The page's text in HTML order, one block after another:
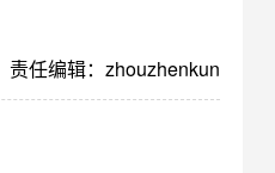
责任编辑：zhouzhenkun